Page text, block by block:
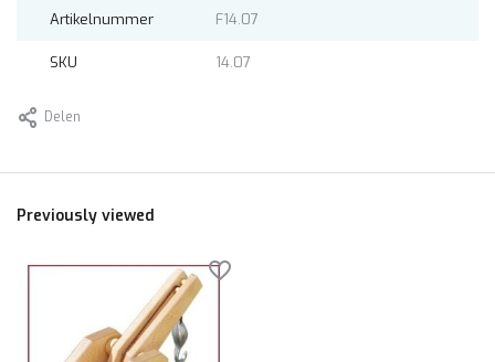
Artikelnummer F14.07
SKU 14.07
Delen
Previously viewed